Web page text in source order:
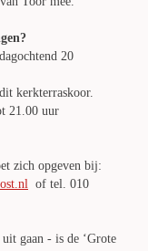
20
kerkterraskoor.
21.00 uur
zich opgeven bij:
of tel. 010
gaan - is de ‘Grote